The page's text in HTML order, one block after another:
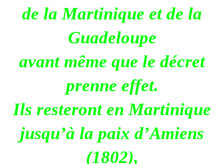
de la Martinique et de la
Guadeloupe
avant même que le décret
prenne effet.
Ils resteront en Martinique
jusqu’à la paix d’Amiens
(1802),